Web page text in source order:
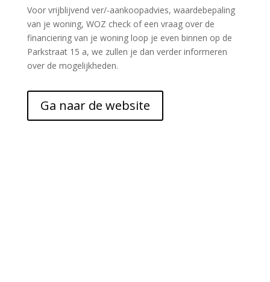
Voor vrijblijvend ver/-aankoopadvies, waardebepaling
van je woning, WOZ check of een vraag over de
financiering van je woning loop je even binnen op de
Parkstraat 15 a, we zullen je dan verder informeren
over de mogelijkheden.
Ga naar de website